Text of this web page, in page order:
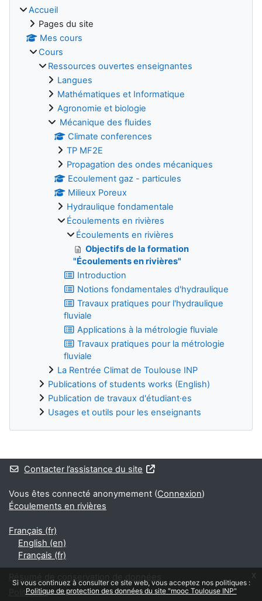
Si vous continuez à consulter ce site web, vous acceptez nos politiques :
Politique de protection des données du site "mooc Toulouse INP"
x
Accueil
Pages du site
Mes cours
Cours
Ressources ouvertes enseignantes
Langues
Mathématiques et Informatique
Agronomie et biologie
Mécanique des fluides
Climate conferences
TP MF2E
Propagation des ondes mécaniques
Ecoulement gaz - particules
Milieux Poreux
Hydraulique fondamentale
Écoulements en rivières
Écoulements en rivières
Objectifs de la formation
"Écoulements en rivières"
Introduction
Notions fondamentales d'hydraulique
Travaux pratiques pour l'hydraulique
fluviale
Applications à la métrologie fluviale
Travaux pratiques pour la métrologie
fluviale
La Rentrée Climat de Toulouse INP
Publications of students works (English)
Publication de travaux d'étudiant·es
Usages et outils pour les enseignants
Blocs supplémentaires
Contacter l’assistance du site
Vous êtes connecté anonymement (Connexion)
Écoulements en rivières
Français ‎(fr)‎
English ‎(en)‎
Français ‎(fr)‎
Résumé de conservation de données
Politiques